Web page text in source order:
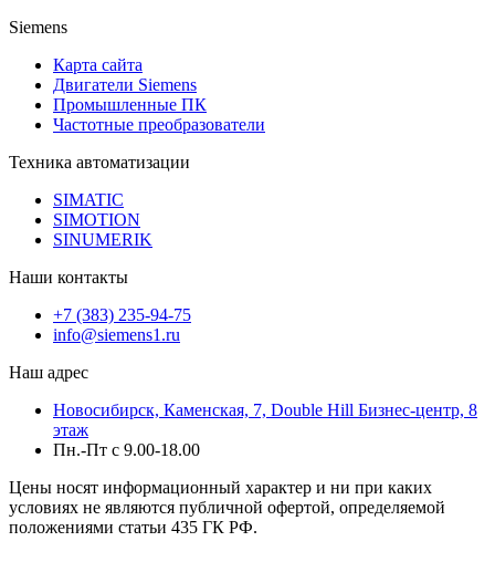
Siemens
Карта сайта
Двигатели Siemens
Промышленные ПК
Частотные преобразователи
Техника автоматизации
SIMATIC
SIMOTION
SINUMERIK
Наши контакты
+7 (383) 235-94-75
info@siemens1.ru
Наш адрес
Новосибирск, Каменская, 7, Double Hill ​Бизнес-центр, 8
этаж
Пн.-Пт с 9.00-18.00
Цены носят информационный характер и ни при каких
условиях не являются публичной офертой, определяемой
положениями статьи 435 ГК РФ.